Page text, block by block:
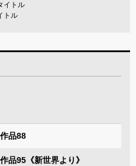
イトル
トル
品88
品95《新世界より》